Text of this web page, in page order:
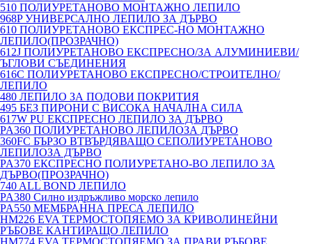
510 ПОЛИУРЕТАНОВО МОНТАЖНО ЛЕПИЛО
968P УНИВЕРСАЛНО ЛЕПИЛО ЗА ДЪРВО
610 ПОЛИУРЕТАНОВО ЕКСПРЕС-НО МОНТАЖНО
ЛЕПИЛО(ПРОЗРАЧНО)
612J ПОЛИУРЕТАНОВО ЕКСПРЕСНО/ЗА АЛУМИНИЕВИ/
ЪГЛОВИ СЪЕДИНЕНИЯ
616C ПОЛИУРЕТАНОВО ЕКСПРЕСНО/СТРОИТЕЛНО/
ЛЕПИЛО
480 ЛЕПИЛО ЗА ПОДОВИ ПОКРИТИЯ
495 БЕЗ ПИРОНИ С ВИСОКА НАЧАЛНА СИЛА
617W PU ЕКСПРЕСНО ЛЕПИЛО ЗА ДЪРВО
PA360 ПОЛИУРЕТАНОВО ЛЕПИЛОЗА ДЪРВО
360FC БЪРЗО ВТВЪРДЯВАЩО СЕПОЛИУРЕТАНОВО
ЛЕПИЛОЗА ДЪРВО
PA370 ЕКСПРЕСНО ПОЛИУРЕТАНО-ВО ЛЕПИЛО ЗА
ДЪРВО(ПРОЗРАЧНО)
740 ALL BOND ЛЕПИЛО
PA380 Силно издръжливо морско лепило
PA550 МЕМБРАННА ПРЕСА ЛЕПИЛО
HM226 EVA ТЕРМОСТОПЯЕМО ЗА КРИВОЛИНЕЙНИ
РЪБОВЕ КАНТИРАЩО ЛЕПИЛО